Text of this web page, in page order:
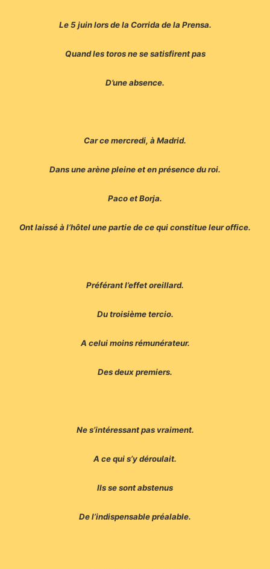
Le 5 juin lors de la Corrida de la Prensa.
Quand les toros ne se satisfirent pas
D’une absence.
Car ce mercredi, à Madrid.
Dans une arène pleine et en présence du roi.
Paco et Borja.
Ont laissé à l’hôtel une partie de ce qui constitue leur office.
Préférant l’effet oreillard.
Du troisième tercio.
A celui moins rémunérateur.
Des deux premiers.
Ne s’intéressant pas vraiment.
A ce qui s’y déroulait.
Ils se sont abstenus
De l’indispensable préalable.